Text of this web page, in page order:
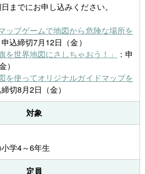
までにお申し込みください。
ップゲームで地図から危険な場所を
申込締切7月12日（金）
を世界地図にさしちゃおう！」
：申
）
を使ってオリジナルガイドマップを
締切8月2日（金）
対象
学4～6年生
定員